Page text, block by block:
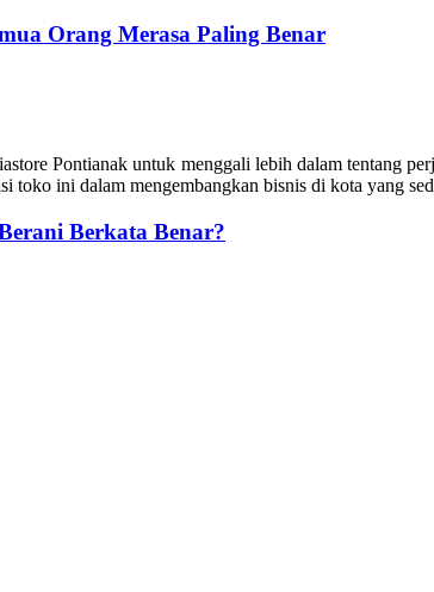
Orang Merasa Paling Benar
Pontianak untuk menggali lebih dalam tentang
ini dalam mengembangkan bisnis di kota yang
Berkata Benar?